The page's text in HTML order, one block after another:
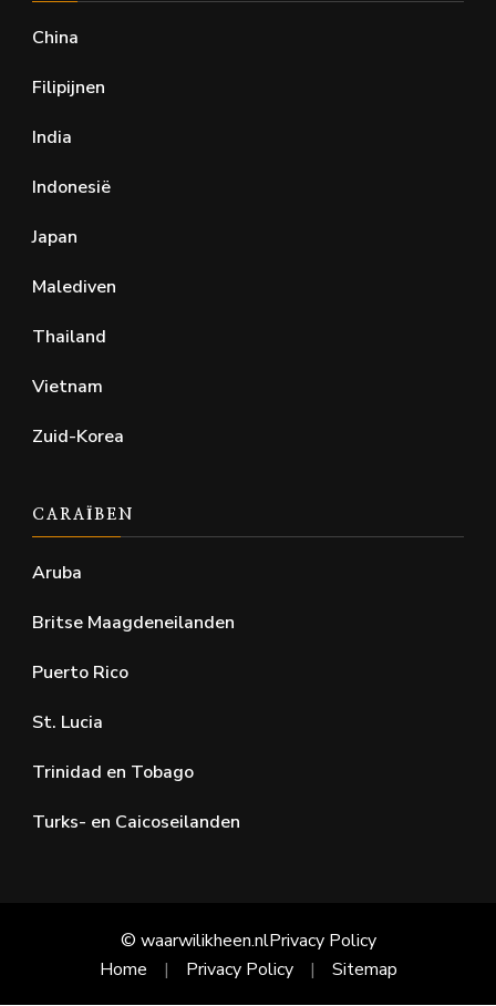
China
Filipijnen
India
Indonesië
Japan
Malediven
Thailand
Vietnam
Zuid-Korea
CARAÏBEN
Aruba
Britse Maagdeneilanden
Puerto Rico
St. Lucia
Trinidad en Tobago
Turks- en Caicoseilanden
© waarwilikheen.nlPrivacy Policy
Home
Privacy Policy Sitemap